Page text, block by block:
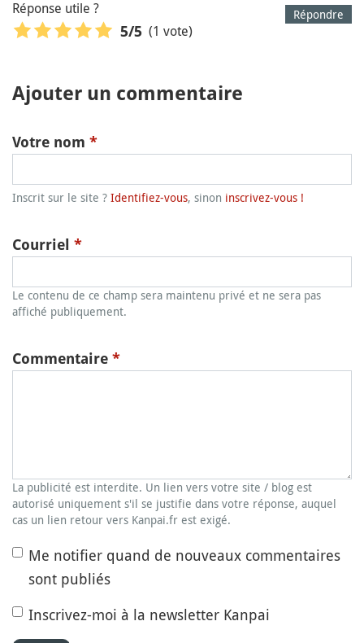
Répondre
Réponse utile ?
5/5 (1 vote)
Ajouter un commentaire
Votre nom *
Inscrit sur le site ? Identifiez-vous, sinon inscrivez-vous !
Courriel *
Le contenu de ce champ sera maintenu privé et ne sera pas
affiché publiquement.
Commentaire *
La publicité est interdite. Un lien vers votre site / blog est
autorisé uniquement s'il se justifie dans votre réponse, auquel
cas un lien retour vers Kanpai.fr est exigé.
Me notifier quand de nouveaux commentaires
sont publiés
Inscrivez-moi à la newsletter Kanpai